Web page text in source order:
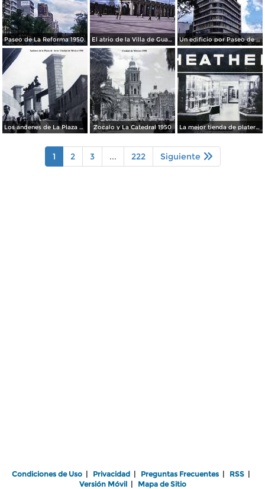
Paseo de La Reforma 1950. El atrio de la Villa de Guadalupe 1950. Un edificio por Paseo de La Reforma 1950
Los andenes de La Plaza de toros Ciudad de México 1950 Zocalo y La Catedral 1950 La mejor tienda de plateria.
1 2 3 ... 222 Siguiente
Condiciones de Uso | Privacidad | Preguntas Frecuentes | RSS |
Versión Móvil| Mapa de Sitio